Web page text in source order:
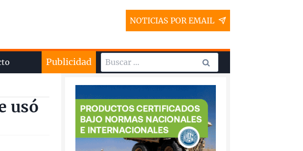
NOTICIAS POR EMAIL
Publicidad Buscar:
usó